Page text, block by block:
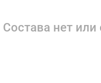
Состава нет или